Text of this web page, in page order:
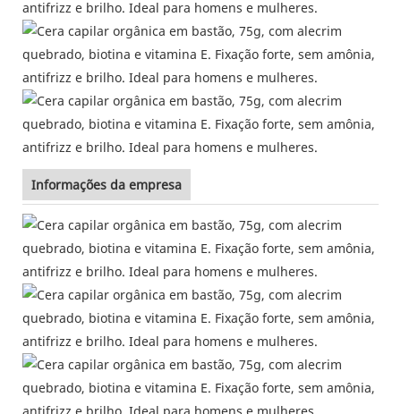
Informações da empresa